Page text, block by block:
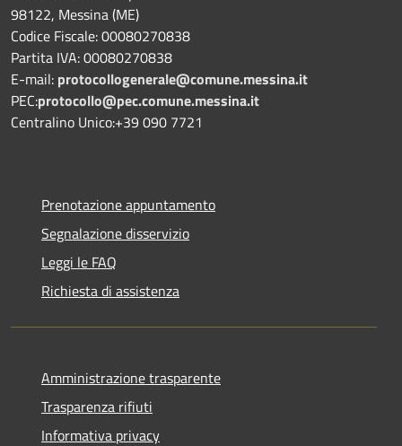
98122, Messina (ME)
Codice Fiscale: 00080270838
Partita IVA: 00080270838
E-mail: protocollogenerale@comune.messina.it
PEC:protocollo@pec.comune.messina.it
Centralino Unico:+39 090 7721
Prenotazione appuntamento
Segnalazione disservizio
Leggi le FAQ
Richiesta di assistenza
Amministrazione trasparente
Trasparenza rifiuti
Informativa privacy